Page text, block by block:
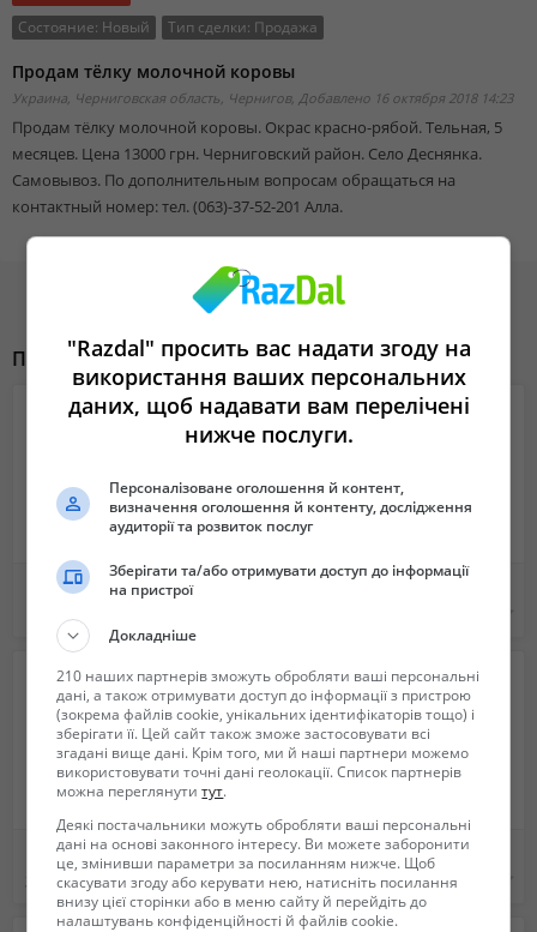
Состояние: Новый Тип сделки: Продажа
Продам тёлку молочной коровы
Украина, Черниговская область, Чернигов, Добавлено 16 октября 2018 14:23
Продам тёлку молочной коровы. Окрас красно-рябой. Тельная, 5
месяцев. Цена 13000 грн. Черниговский район. Село Деснянка.
Самовывоз. По дополнительным вопросам обращаться на
контактный номер: тел. (063)-37-52-201 Алла.
Похожие объявления
Продам нутрий
100 грн.
Продам вьетнамскую свиноматку с поросятами
3 500 грн. 550 грн.
"Razdal" просить вас надати згоду на
використання ваших персональних
даних, щоб надавати вам перелічені
нижче послуги.
Персоналізоване оголошення й контент,
визначення оголошення й контенту, дослідження
аудиторії та розвиток послуг
Зберігати та/або отримувати доступ до інформації
на пристрої
Докладніше
210 наших партнерів зможуть обробляти ваші персональні
дані, а також отримувати доступ до інформації з пристрою
(зокрема файлів cookie, унікальних ідентифікаторів тощо) і
зберігати її. Цей сайт також зможе застосовувати всі
згадані вище дані. Крім того, ми й наші партнери можемо
використовувати точні дані геолокації. Список партнерів
можна переглянутитут.
Деякі постачальники можуть обробляти ваші персональні
дані на основі законного інтересу. Ви можете заборонити
це, змінивши параметри за посиланням нижче. Щоб
скасувати згоду або керувати нею, натисніть посилання
внизу цієї сторінки або в меню сайту й перейдіть до
налаштувань конфіденційності й файлів cookie.